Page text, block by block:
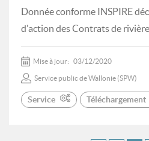
Donnée conforme INSPIRE
d'action des Contrats de
Mise à jour: 03/12/2020
Service public de Wallonie (SPW)
Service Téléchargement